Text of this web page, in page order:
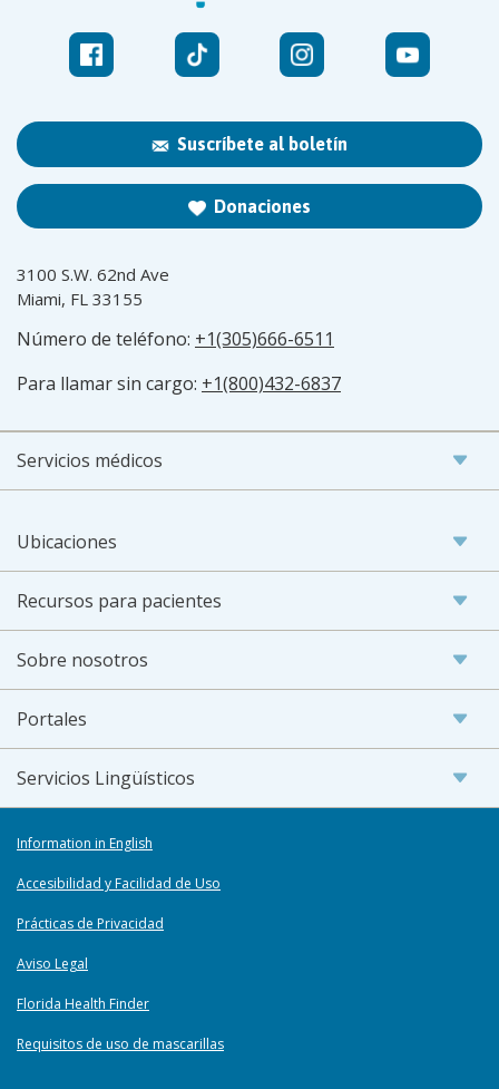
Suscríbete al boletín
Donaciones
3100 S.W. 62nd Ave
Miami, FL 33155
Número de teléfono: +1(305)666-6511
Para llamar sin cargo: +1(800)432-6837
Servicios médicos
Ubicaciones
Recursos para pacientes
Sobre nosotros
Portales
Servicios Lingüísticos
Information in English
Accesibilidad y Facilidad de Uso
Prácticas de Privacidad
Aviso Legal
Florida Health Finder
Requisitos de uso de mascarillas